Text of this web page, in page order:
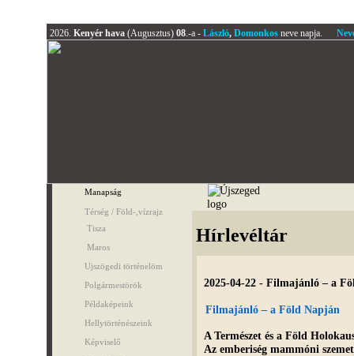
2026. Kenyér hava(Augusztus)08.-a -László,Domonkos neve napja.
Manapság
Térség / Föld-,vízrajz
Tisza
Maros
Ujszögedi történelöm
Polgármestörök
Példaképeink
Hellytörténészeink
Képviselő
Hírlevéltár
2025-04-22 - Filmajánló – a
Filmajánló – a Föld Napján
A Természet és a Föld
Az emberiség mammóni